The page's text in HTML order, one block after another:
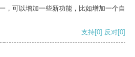
，可以增加一些新功能，比如增加一个自
支持[0] 反对[0]